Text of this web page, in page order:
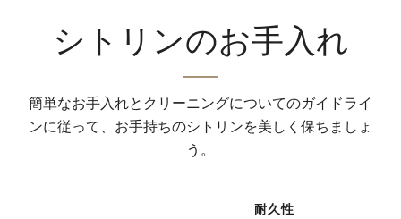
シトリンのお手入れ
簡単なお手入れとクリーニングについてのガイドライ
ンに従って、お手持ちのシトリンを美しく保ちましょ
う。
耐久性